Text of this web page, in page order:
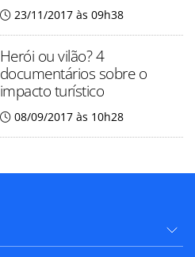
23/11/2017 às 09h38
Herói ou vilão? 4
documentários sobre o
impacto turístico
08/09/2017 às 10h28